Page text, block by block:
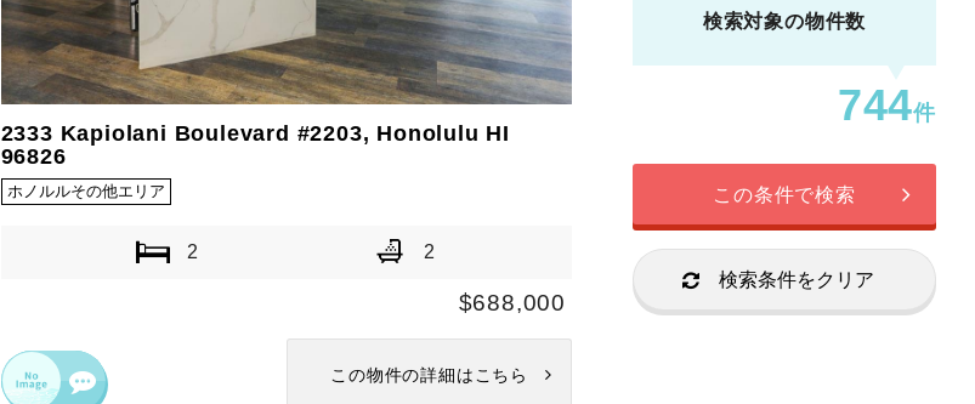
2333 Kapiolani Boulevard #2203, Honolulu HI
96826
ホノルルその他エリア
2 2
$688,000
この物件の詳細はこちら
検索対象の物件数
744件
この条件で検索
検索条件をクリア